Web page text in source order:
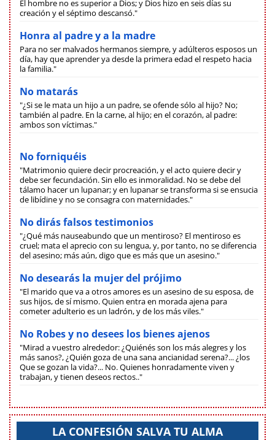
El hombre no es superior a Dios; y Dios hizo en seis días su
creación y el séptimo descansó."
Honra al padre y a la madre
Para no ser malvados hermanos siempre, y adúlteros esposos un
día, hay que aprender ya desde la primera edad el respeto hacia
la familia."
No matarás
"¿Si se le mata un hijo a un padre, se ofende sólo al hijo? No;
también al padre. En la carne, al hijo; en el corazón, al padre:
ambos son víctimas."
No forniquéis
"Matrimonio quiere decir procreación, y el acto quiere decir y
debe ser fecundación. Sin ello es inmoralidad. No se debe del
tálamo hacer un lupanar; y en lupanar se transforma si se ensucia
de libídine y no se consagra con maternidades."
No dirás falsos testimonios
"¿Qué más nauseabundo que un mentiroso? El mentiroso es
cruel; mata el aprecio con su lengua, y, por tanto, no se diferencia
del asesino; más aún, digo que es más que un asesino."
No desearás la mujer del prójimo
"El marido que va a otros amores es un asesino de su esposa, de
sus hijos, de sí mismo. Quien entra en morada ajena para
cometer adulterio es un ladrón, y de los más viles."
No Robes y no desees los bienes ajenos
"Mirad a vuestro alrededor: ¿Quiénés son los más alegres y los
más sanos?, ¿Quién goza de una sana ancianidad serena?... ¿los
Que se gozan la vida?... No. Quienes honradamente viven y
trabajan, y tienen deseos rectos.."
LA CONFESIÓN SALVA TU ALMA